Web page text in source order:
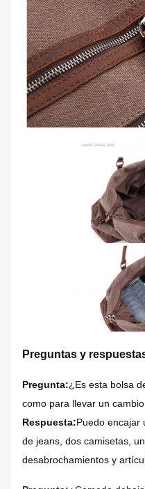
Preguntas y
Pregunta:¿Es esta bolsa
como para llevar un
Respuesta:Puedo encajar
de jeans, dos camisetas,
desabrochamientos y